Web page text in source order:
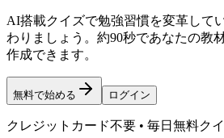
AI搭載クイズで勉強習慣を変革して
わりましょう。約90秒であなたの教
作成できます。
無料で始める ログイン
クレジットカード不要 • 毎日無料ク